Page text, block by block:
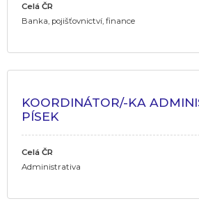
Celá ČR
Banka, pojišťovnictví, finance
KOORDINÁTOR/-KA
PÍSEK
Celá ČR
Administrativa